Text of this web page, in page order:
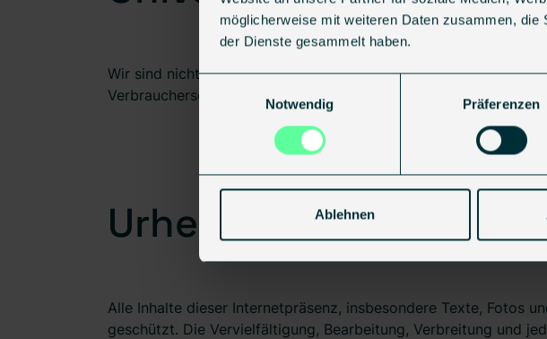
möglicherweise mit weiteren Daten zusammen,
der Dienste gesammelt haben.
Einwilligungsauswahl
Notwendig
Präferenzen
Ablehnen
Wir sind nicht bereit oder verpflichtet, an
Verbraucherschlichtungsstelle teilzunehmen.
Urheberrechtshinweis
Alle Inhalte dieser Internetpräsenz, insbesondere Texte, Fotos
geschützt. Die Vervielfältigung, Bearbeitung, Verbreitung und